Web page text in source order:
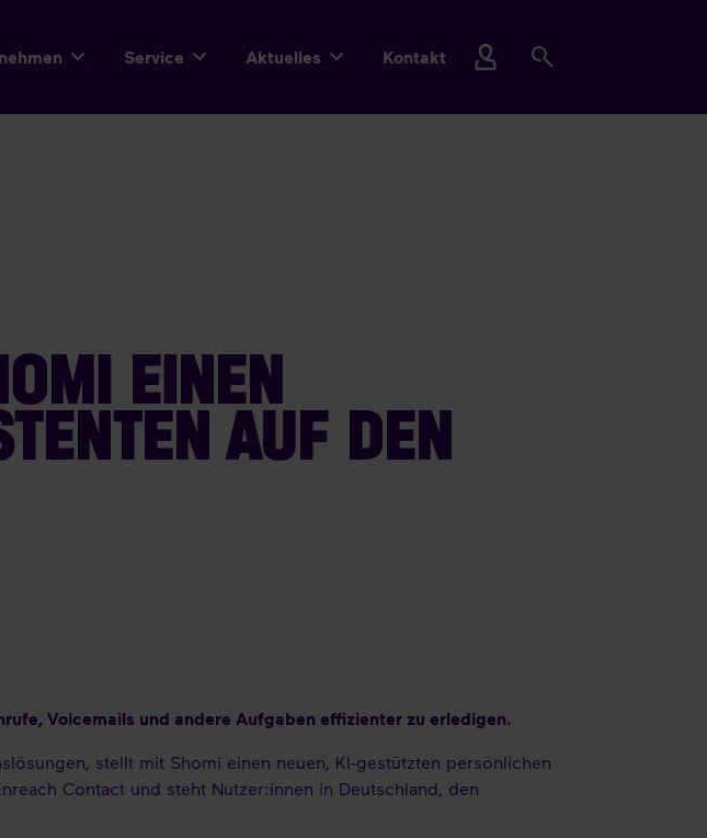
Service Aktuelles Kontakt
EINEN
AUF DEN
Voicemails und andere Aufgaben effizienter zu erledigen.
stellt mit Shomi einen neuen, KI-gestützten persönlichen
Contact und steht Nutzer:innen in Deutschland, den